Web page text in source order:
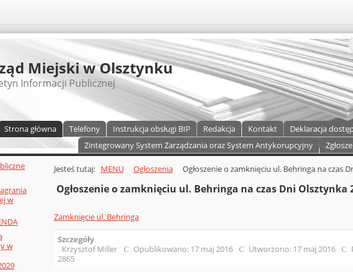
Miejski w Olsztynku
Informacji Publicznej
Strona główna Telefony Instrukcja obsługi BIP Redakcja Kontakt Deklaracja
Zintegrowany System Zarządzania oraz System Antykorupcyjny
(lewa kolumna)
w
w
Głównej zawartości
Jesteś tutaj: MENU Ogłoszenia Ogłoszenie o zamknięciu ul. Behringa na czas
Ogłoszenie o zamknięciu ul. Behringa na czas Dni Olsztynka
Zamknięcie ul. Behringa
Szczegóły
Krzysztof Miller
Opublikowano: 17 maj 2016 Utworzono: 17 maj 2016
2865